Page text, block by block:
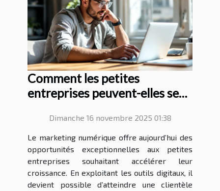
Comment les petites
entreprises peuvent-elles se
marketing numérique ?
Dimanche 16 novembre 2025 01:38
Le marketing numérique offre aujourd’hui des
opportunités exceptionnelles aux petites
entreprises souhaitant accélérer leur
croissance. En exploitant les outils digitaux, il
devient possible d’atteindre une clientèle